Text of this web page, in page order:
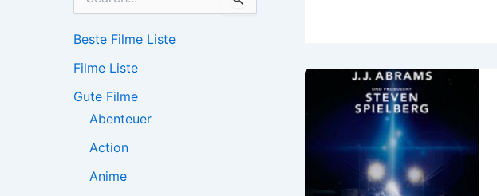
h
n
a
Beste Filme Liste
Filme Liste
Gute Filme
Abenteuer
Action
Anime